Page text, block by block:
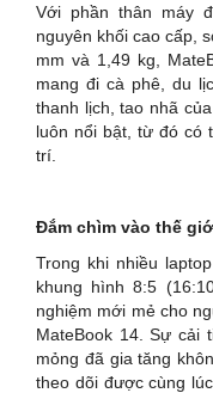
Với phần thân máy
nguyên khối cao cấp,
mm và 1,49 kg,
mang đi cà phê, du
thanh lịch, tao nhã
luôn nổi bật, từ đó có
trí.
Đắm chìm vào thế
Trong khi nhiều
khung hình 8:5
nghiệm mới mẻ cho
MateBook 14. Sự cải
mỏng đã gia tăng
theo dõi được cùng